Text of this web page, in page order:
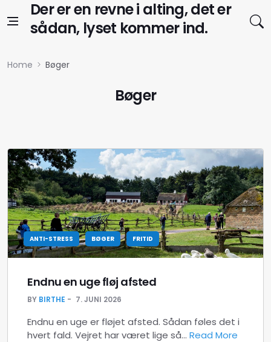
Skip to content
Der er en revne i alting, det er
sådan, lyset kommer ind.
Home Bøger
Bøger
ANTI-STRESS BØGER FRITID
Endnu en uge fløj afsted
BY BIRTHE 7. JUNI 2026
Endnu en uge er fløjet afsted. Sådan føles det i
hvert fald. Vejret har været lige så… Read More